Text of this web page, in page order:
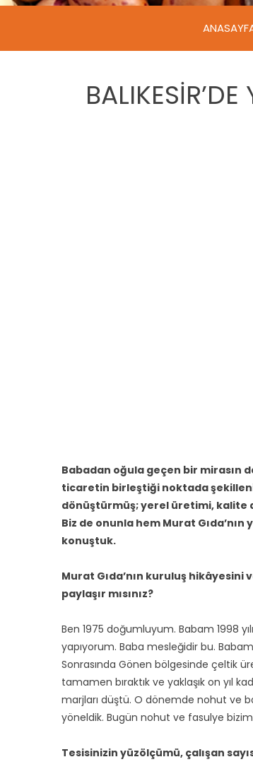
Babadan oğula geçen bir mirasın
ticaretin birleştiği noktada
dönüştürmüş; yerel üretimi, kalite
Biz de onunla hem Murat
konuştuk.
Murat Gıda’nın kuruluş
paylaşır mısınız?
Ben 1975 doğumluyum. Babam 1998
yapıyorum. Baba mesleğidir bu.
Sonrasında Gönen bölgesinde çeltik
tamamen bıraktık ve yaklaşık on yıl
marjları düştü. O dönemde nohut ve
yöneldik. Bugün nohut ve fasulye
Tesisinizin yüzölçümü, çalışan